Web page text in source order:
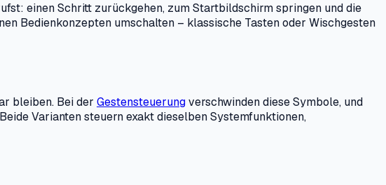
einen Schritt zurückgehen, zum Startbildschirm springen und die
Bedienkonzepten umschalten – klassische Tasten oder Wischgesten
bleiben. Bei der Gestensteuerungverschwinden diese Symbole, und
Varianten steuern exakt dieselben Systemfunktionen,